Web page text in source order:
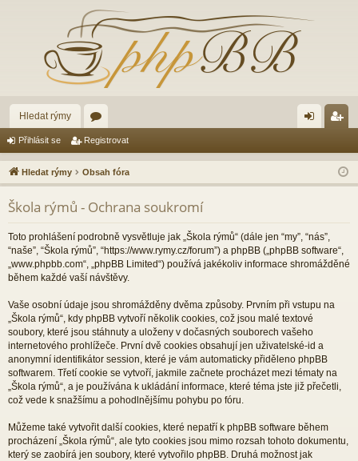
Hledat rýmy
ór
a lá
sit
ist
ro
Přihlásit se Registrovat
Hledat rýmy Obsah fóra
Škola rýmů - Ochrana soukromí
Toto prohlášení podrobně vysvětluje jak „Škola rýmů“ (dále jen “my”, “nás”,
“naše”, “Škola rýmů”, “https://www.rymy.cz/forum”) a phpBB („phpBB software“,
„www.phpbb.com“, „phpBB Limited“) používá jakékoliv informace shromážděné
během každé vaší návštěvy.
Vaše osobní údaje jsou shromážděny dvěma způsoby. Prvním při vstupu na
„Škola rýmů“, kdy phpBB vytvoří několik cookies, což jsou malé textové
soubory, které jsou stáhnuty a uloženy v dočasných souborech vašeho
internetového prohlížeče. První dvě cookies obsahují jen uživatelské-id a
anonymní identifikátor session, které je vám automaticky přiděleno phpBB
softwarem. Třetí cookie se vytvoří, jakmile začnete procházet mezi tématy na
„Škola rýmů“, a je používána k ukládání informace, které téma jste již přečetli,
což vede k snažšímu a pohodlnějšímu pohybu po fóru.
Můžeme také vytvořit další cookies, které nepatří k phpBB software během
procházení „Škola rýmů“, ale tyto cookies jsou mimo rozsah tohoto dokumentu,
který se zaobírá jen soubory, které vytvořilo phpBB. Druhá možnost jak